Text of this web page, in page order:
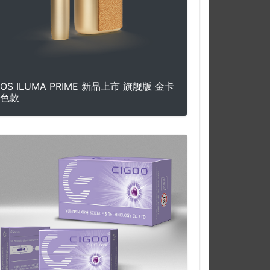
ILUMA PRIME 新品上市 旗舰版 金卡
款